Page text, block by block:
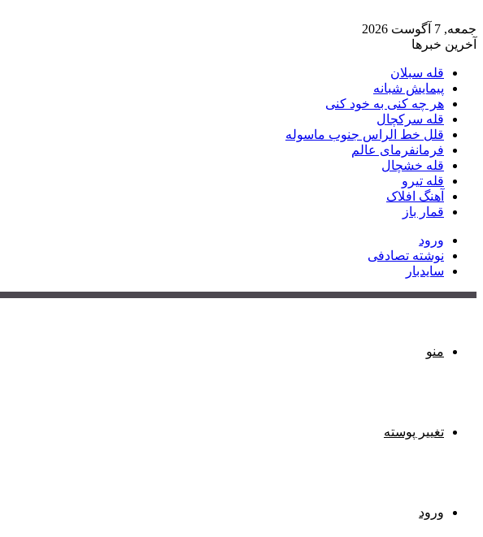
جمعه, 7 آگوست 2026
آخرین خبرها
قله سبلان
پیمایش شبانه
هر چه کنی به خود کنی
قله سرکچال
قلل خط الراس جنوب ماسوله
فرمانفرمای عالم
قله خشچال
قله تیرو
آهنگ افلاک
قمار باز
ورود
نوشته تصادفی
سایدبار
منو
تغییر پوسته
ورود